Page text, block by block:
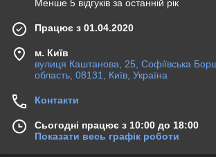
Менше 5 відгуків за останній рік
Працює з 01.04.2020
м. Київ
вулиця Каштанова, 25, Софіївська
область, 08131, Київ, Україна
Контакти
Сьогодні працює з 10:00 до 18:00
Показати весь графік роботи